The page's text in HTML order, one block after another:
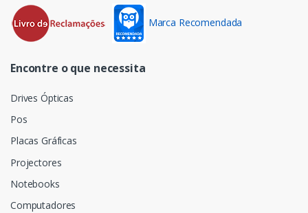
Marca Recomendada
Encontre o que necessita
Drives Ópticas
Pos
Placas Gráficas
Projectores
Notebooks
Computadores